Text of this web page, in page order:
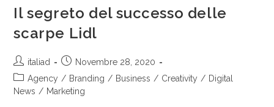
Il segreto del successo delle
scarpe Lidl
italiad
Novembre 28, 2020
Agency / Branding / Business / Creativity / Digital
News / Marketing